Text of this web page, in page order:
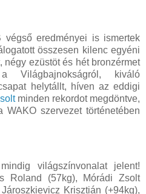
végső eredményei is ismertek
összesen kilenc egyéni
négy ezüstöt és hét bronzérmet
kiváló
helytállt, híven az eddigi
minden rekordot megdöntve,
szervezet történetében
világszínvonalat jelent!
Roland (57kg), Mórádi Zsolt
Krisztián (+94kg),